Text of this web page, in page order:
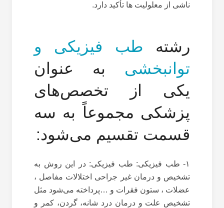
ناشی از معلولیت ها تأکید دارد.
رشته طب فیزیکی و
توانبخشی به عنوان
یکی از تخصص‌های
پزشکی مجموعاً به سه
قسمت تقسیم می‌شود:
۱- طب فیزیکی: طب فیزیکی: در این روش به
تشخیص و درمان غیر جراحی اختلالات مفاصل ،
عضلات ، ستون فقرات و …پرداخته می‌شود مثل
تشخیص علت و درمان درد شانه، گردن، کمر و